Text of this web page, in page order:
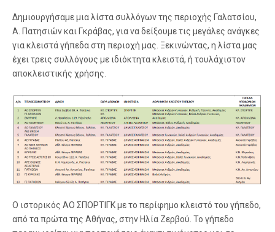
Δημιουργήσαμε μια λίστα συλλόγων της περιοχής Γαλατσίου,
Α. Πατησιών και Γκράβας, για να δείξουμε τις μεγάλες ανάγκες
για κλειστά γήπεδα στη περιοχή μας. Ξεκινώντας, η λίστα μας
έχει τρεις συλλόγους με ιδιόκτητα κλειστά, ή τουλάχιστον
αποκλειστικής χρήσης.
Ο ιστορικός ΑΟ ΣΠΟΡΤΙΓΚ με το περίφημο κλειστό του γήπεδο,
από τα πρώτα της Αθήνας, στην Ηλία Ζερβού. Το γήπεδο